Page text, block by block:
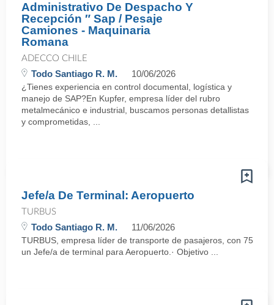
Administrativo De Despacho Y
Recepción ″ Sap / Pesaje
Camiones - Maquinaria
Romana
ADECCO CHILE
Todo Santiago R. M. 10/06/2026
¿Tienes experiencia en control documental, logística y
manejo de SAP?En Kupfer, empresa líder del rubro
metalmecánico e industrial, buscamos personas detallistas
y comprometidas, ...
Jefe/a De Terminal: Aeropuerto
TURBUS
Todo Santiago R. M. 11/06/2026
TURBUS, empresa líder de transporte de pasajeros, con 75
un Jefe/a de terminal para Aeropuerto.· Objetivo ...